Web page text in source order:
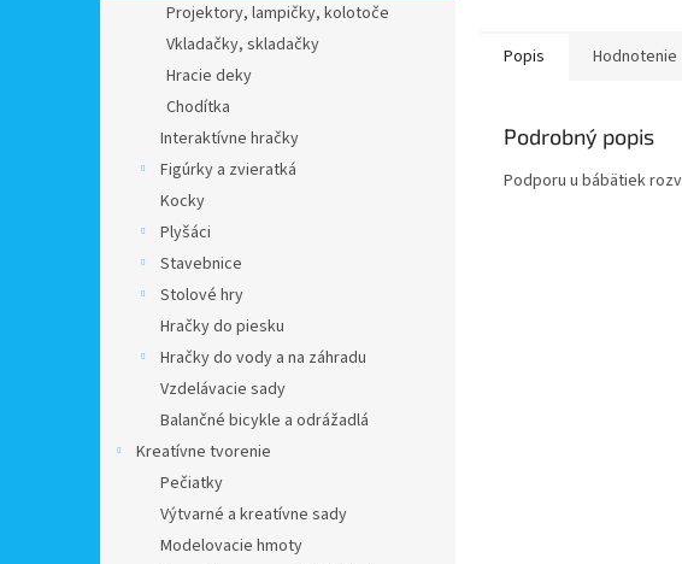
Projektory, lampičky, kolotoče
Vkladačky, skladačky
Hracie deky
Chodítka
Interaktívne hračky
Figúrky a zvieratká
Kocky
Plyšáci
Stavebnice
Stolové hry
Hračky do piesku
Hračky do vody a na záhradu
Vzdelávacie sady
Balančné bicykle a odrážadlá
Kreatívne tvorenie
Pečiatky
Výtvarné a kreatívne sady
Modelovacie hmoty
Popis Hodnotenie
Podrobný popis
Podporu u bábätiek